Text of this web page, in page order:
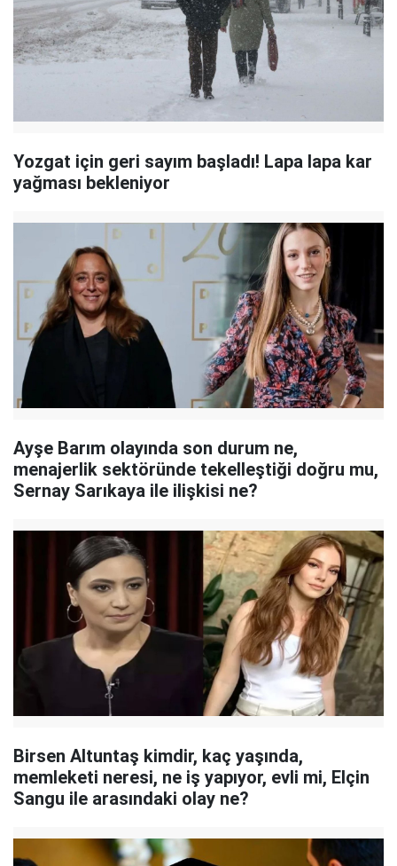
Yozgat için geri sayım başladı! Lapa lapa kar
yağması bekleniyor
Ayşe Barım olayında son durum ne,
menajerlik sektöründe tekelleştiği doğru mu,
Sernay Sarıkaya ile ilişkisi ne?
Birsen Altuntaş kimdir, kaç yaşında,
memleketi neresi, ne iş yapıyor, evli mi, Elçin
Sangu ile arasındaki olay ne?